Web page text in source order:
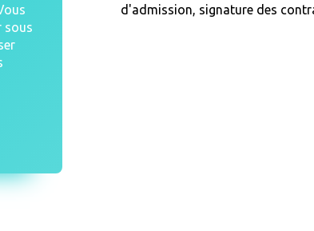
sous
d'admission, signature des